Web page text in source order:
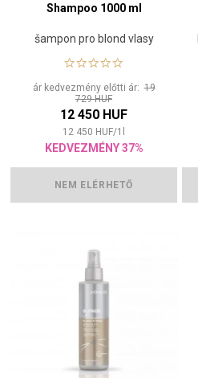
Shampoo 1000 ml
šampon pro blond vlasy
ár kedvezmény előtti ár:19
729 HUF
12 450 HUF
12 450 HUF/1
KEDVEZMÉNY 37%
NEM ELÉRHETŐ